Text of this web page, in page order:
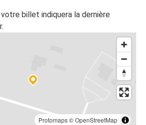
billet indiquera la dernière
Protomaps©OpenStreetMap